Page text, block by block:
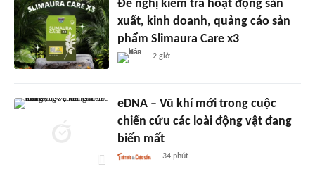
Đề nghị kiểm tra hoạt động sản
xuất, kinh doanh, quảng cáo sản
phẩm Slimaura Care x3
2 giờ
eDNA – Vũ khí mới trong cuộc
chiến cứu các loài động vật đang
biến mất
34 phút